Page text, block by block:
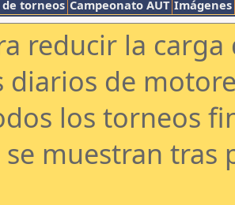
de torneos Campeonato AUT Imágenes
reducir la
diarios de
los torneos
se muestran tras